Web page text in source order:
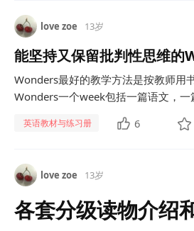
love zoe 13岁
能坚持又保留批判性思维
Wonders最好的教学方法是按教师用
Wonders一个week包括一篇语文，
英语教材与练习册 6
love zoe 13岁
各套分级读物介绍